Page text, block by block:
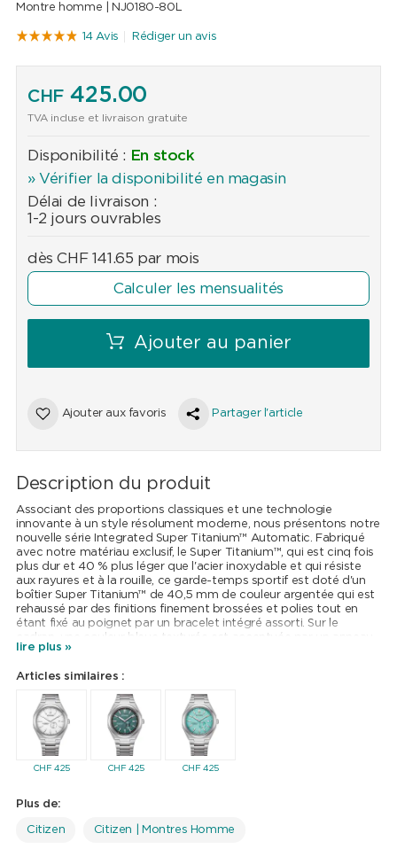
Montre homme | NJ0180-80L
14 Avis Rédiger un avis
CHF425.00
TVA incluse et livraison gratuite
Disponibilité : En stock
» Vérifier la disponibilité en magasin
Délai de livraison :
1-2 jours ouvrables
dèsCHF 141.65 par mois
Calculer les mensualités
Ajouter au panier
Ajouter aux favoris Partager l'article
Description du produit
Associant des proportions classiques et une technologie
innovante à un style résolument moderne, nous présentons notre
nouvelle série Integrated Super Titanium™ Automatic. Fabriqué
avec notre matériau exclusif, le Super Titanium™, qui est cinq fois
plus dur et 40 % plus léger que l'acier inoxydable et qui résiste
aux rayures et à la rouille, ce garde-temps sportif est doté d'un
boîtier Super Titanium™ de 40,5 mm de couleur argentée qui est
rehaussé par des finitions finement brossées et polies tout en
étant fixé au poignet par un bracelet intégré assorti. Sur le
extérieur des minutes en noir, avec des détails en ton argenté et
position 3 heures ajoute une utilité quotidienne, tandis qu'un
sous-cadran décentré à côté indique le temps de
fonctionnement du mouvement mécanique à l'intérieur. Etanche
à 100 mètres. Calibre automatique 8213.
lire plus »
Articles similaires :
CHF425 CHF425 CHF425
Plus de:
Citizen Citizen | Montres Homme